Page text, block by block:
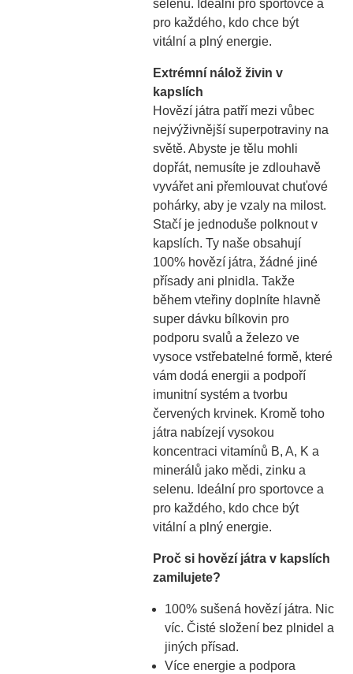
selenu. Ideální pro sportovce a
pro každého, kdo chce být
vitální a plný energie.
Extrémní nálož živin v
kapslích
Hovězí játra patří mezi vůbec
nejvýživnější superpotraviny na
světě. Abyste je tělu mohli
dopřát, nemusíte je zdlouhavě
vyvářet ani přemlouvat chuťové
pohárky, aby je vzaly na milost.
Stačí je jednoduše polknout v
kapslích. Ty naše obsahují
100% hovězí játra, žádné jiné
přísady ani plnidla. Takže
během vteřiny doplníte hlavně
super dávku bílkovin pro
podporu svalů a železo ve
vysoce vstřebatelné formě, které
vám dodá energii a podpoří
imunitní systém a tvorbu
červených krvinek. Kromě toho
játra nabízejí vysokou
koncentraci vitamínů B, A, K a
minerálů jako mědi, zinku a
selenu. Ideální pro sportovce a
pro každého, kdo chce být
vitální a plný energie.
Proč si hovězí játra v kapslích
zamilujete?
100% sušená hovězí játra. Nic
víc. Čisté složení bez plnidel a
jiných přísad.
Více energie a podpora